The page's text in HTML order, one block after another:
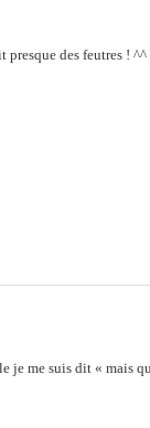
presque des feutres ! ^^
je me suis dit « mais